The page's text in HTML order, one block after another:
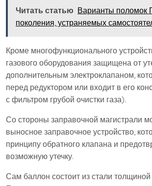
Читать статью Варианты поломок
поколения, устраняемых
Кроме многофункционального
газового оборудования защищена от
дополнительным электроклапаном,
перед редуктором или входит в его
с фильтром грубой очистки газа).
Со стороны заправочной магистрали
выносное заправочное устройство,
принципу обратного клапана и
возможную утечку.
Сам баллон состоит из стали